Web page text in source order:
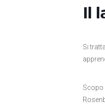
Il
Si
Scopo